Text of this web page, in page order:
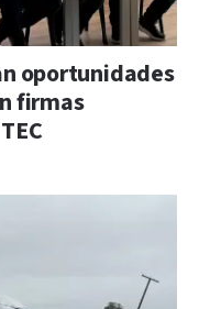
oportunidades
firmas